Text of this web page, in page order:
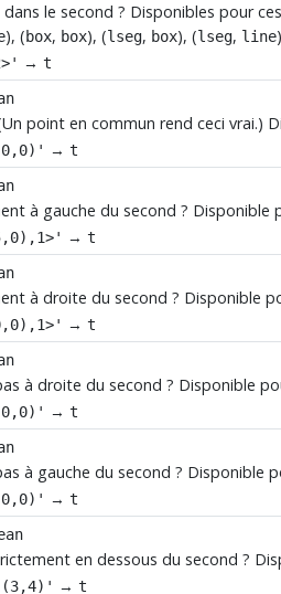
le second ? Disponibles pour
), (box, box), (lseg, box), (lseg, line
→t
point en commun rend ceci vrai.)
→t
à gauche du second ? Disponible
→t
à droite du second ? Disponible
→t
à droite du second ? Disponible
→t
à gauche du second ? Disponible
→t
en dessous du second ?
→t